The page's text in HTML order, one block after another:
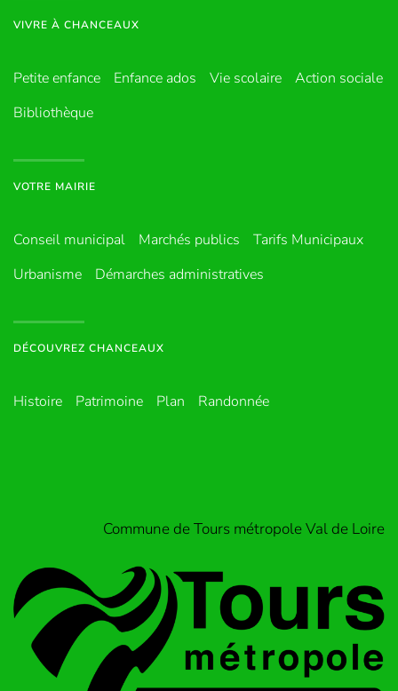
VIVRE À CHANCEAUX
Petite enfance Enfance ados Vie scolaire
Action sociale
Bibliothèque
VOTRE MAIRIE
Conseil municipal Marchés publics
Tarifs Municipaux
Urbanisme
Démarches administratives
DÉCOUVREZ CHANCEAUX
Histoire Patrimoine Plan Randonnée
Commune de Tours métropole Val de Loire